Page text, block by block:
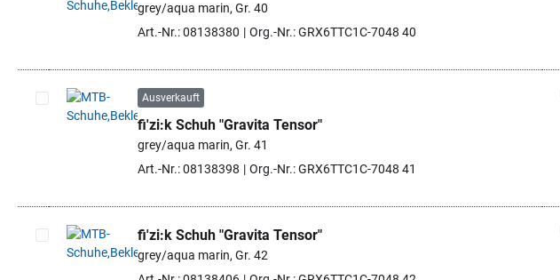
Artikel auswählen
grey/aqua marin, Gr. 40
Art.-Nr.: 08138380
Org.-Nr.: GRX6TTC1C-7048 40
Artikel auswählen
Ausverkauft
fi'zi:k Schuh "Gravita Tensor"
grey/aqua marin, Gr. 41
Art.-Nr.: 08138398
Org.-Nr.: GRX6TTC1C-7048 41
Artikel auswählen
fi'zi:k Schuh "Gravita Tensor"
grey/aqua marin, Gr. 42